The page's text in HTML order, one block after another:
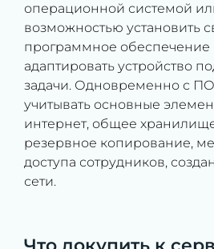
операционной системой
возможностью установить
программное обеспечение
адаптировать устройство
задачи. Одновременно с
учитывать основные
интернет, общее
резервное копирование,
доступа сотрудников,
сети.